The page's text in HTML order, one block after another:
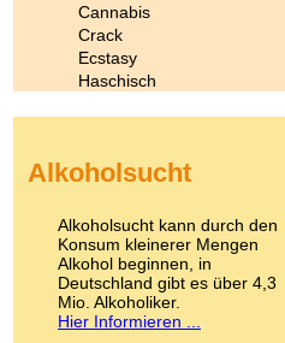
Cannabis
Crack
Ecstasy
Haschisch
Kokain
LSD
Marihuana
Medikamente
Meskalin
Metamphetamin
Methadon
Alkoholsucht
Alkoholsucht kann durch den
Konsum kleinerer Mengen
Alkohol beginnen, in
Deutschland gibt es über 4,3
Mio. Alkoholiker.
Hier Informieren ...